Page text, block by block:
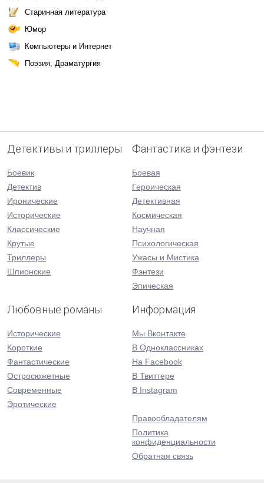
Старинная литература
Юмор
Компьютеры и Интернет
Поэзия, Драматургия
Детективы и триллеры
Боевик
Детектив
Иронические
Исторические
Классические
Крутые
Триллеры
Шпионские
Фантастика и фэнтези
Боевая
Героическая
Детективная
Космическая
Научная
Психологическая
Ужасы и Мистика
Фэнтези
Эпическая
Любовные романы
Исторические
Короткие
Фантастические
Остросюжетные
Современные
Эротические
Информация
Мы Вконтакте
В Одноклассниках
На Facebook
В Твиттере
В Instagram
Правообладателям
Политика
конфиденциальности
Обратная связь